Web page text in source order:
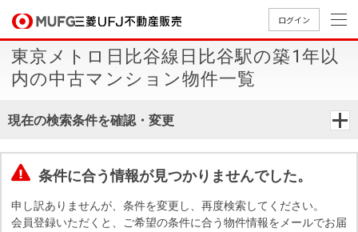
ログイン
買いたいTOP
売りたいTOP
店舗案内TOP
会社情報TOP
採用情報TOP
買いたい
売りたい
店舗案内
会社情報
東京メトロ日比谷線日比谷駅の築1年以
内の中古マンション物件一覧
現在の検索条件を確認・変更
条件に合う情報が見つかりませんでした。
申し訳ありませんが、条件を変更し、再度検索してください。
会員登録いただくと、ご希望の条件に合う物件情報をメールでお届